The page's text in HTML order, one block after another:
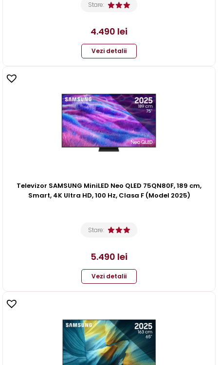
Stare:
4.490 lei
Vezi detalii
Televizor SAMSUNG MiniLED Neo QLED 75QN80F, 189 cm,
Smart, 4K Ultra HD, 100 Hz, Clasa F (Model 2025)
Stare:
5.490 lei
Vezi detalii